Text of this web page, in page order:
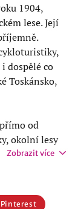
1904,
lese. Její
dospělé co
Toskánsko,
od
okolní lesy
nebo
Zobrazit více
Pinterest